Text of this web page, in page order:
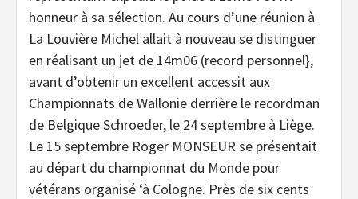
honneur à sa sélection. Au cours d’une réunion à
La Louvière Michel allait à nouveau se distinguer
en réalisant un jet de 14m06 (record personnel},
avant d’obtenir un excellent accessit aux
Championnats de Wallonie derrière le recordman
de Belgique Schroeder, le 24 septembre à Liège.
Le 15 septembre Roger MONSEUR se présentait
au départ du championnat du Monde pour
vétérans organisé ‘à Cologne. Près de six cents